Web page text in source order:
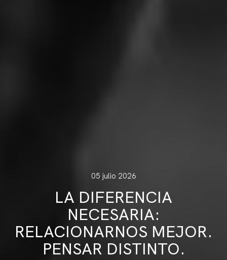
05 julio 2026
LA DIFERENCIA
NECESARIA:
RELACIONARNOS MEJOR.
PENSAR DISTINTO.